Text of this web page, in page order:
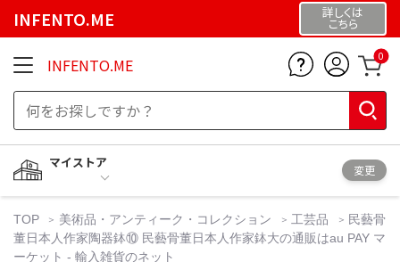
INFENTO.ME 詳しくは
こちら
INFENTO.ME 0
マイストア
変更
TOP 美術品・アンティーク・コレクション 工芸品
民藝骨
董日本人作家陶器鉢⑩ 民藝骨董日本人作家鉢大の通販はau PAY マ
ーケット - 輸入雑貨のネット